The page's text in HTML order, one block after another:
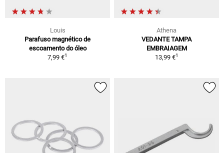
Louis
Parafuso magnético de
escoamento do óleo
7,99 €1
Athena
VEDANTE TAMPA
EMBRAIAGEM
13,99 €1